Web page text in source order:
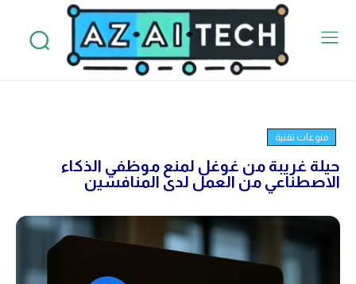
منوعات تقنية
حيلة غريبة من غوغل لمنع موظفي الذكاء
الاصطناعي من العمل لدى المنافسين